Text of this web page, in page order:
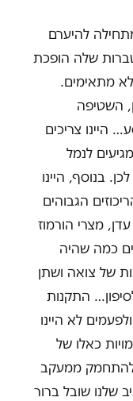
להיערם
שלה הופכת
מתאימים.
השטיפה
היינו צריכים
לנמל
בנוסף, היינו
הגבוהים
מצרי הורמוז
כמה שהיה
של צואה ושתן
התקנות
לא היינו
כאלו של
להתחמק ממעקב
שלנו שובל ברור